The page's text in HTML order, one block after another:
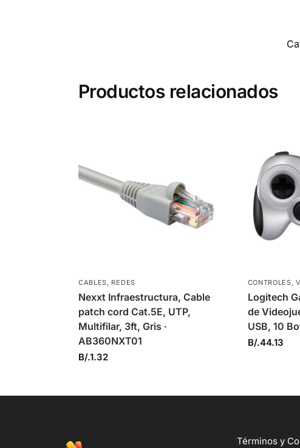
Productos relacionados
CABLES, REDES
Nexxt Infraestructura, Cable
patch cord Cat.5E, UTP,
Multifilar, 3ft, Gris ·
AB360NXT01
B/.1.32
CONTROLES,
Logitech
de
USB, 10
B/.44.13
Términos y